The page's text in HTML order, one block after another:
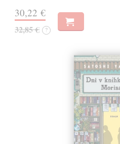
30,22 €
32,85 € ?